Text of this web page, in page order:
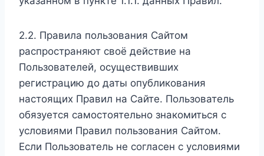
2.2. Правила пользования Сайтом
распространяют своё действие на
Пользователей, осуществивших
регистрацию до даты опубликования
настоящих Правил на Сайте. Пользователь
обязуется самостоятельно знакомиться с
условиями Правил пользования Сайтом.
Если Пользователь не согласен с условиями